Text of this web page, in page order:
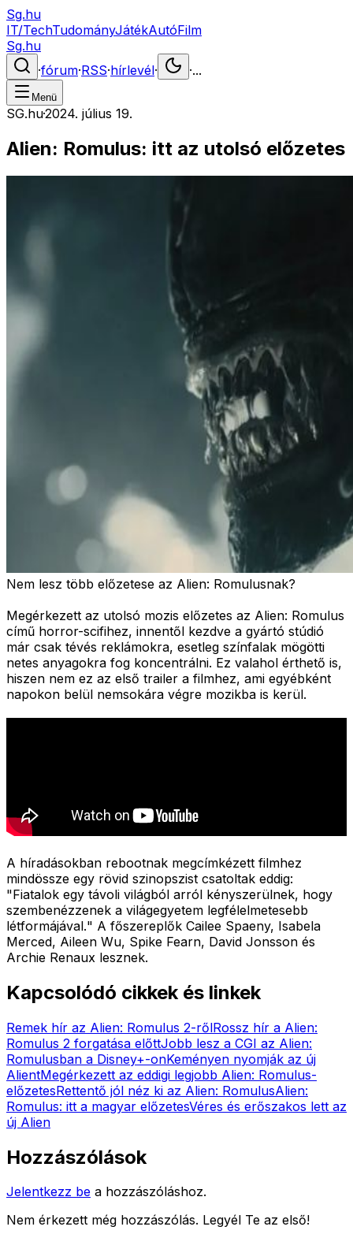
Sg.hu
IT/TechTudományJátékAutóFilm
Sg.hu
·fórum·RSS·hírlevél· ·...
Menü
SG.hu·2024. július 19.
Alien: Romulus: itt az utolsó előzetes
Nem lesz több előzetese az Alien: Romulusnak?
Megérkezett az utolsó mozis előzetes az Alien: Romulus
című horror-scifihez, innentől kezdve a gyártó stúdió
már csak tévés reklámokra, esetleg színfalak mögötti
netes anyagokra fog koncentrálni. Ez valahol érthető is,
hiszen nem ez az első trailer a filmhez, ami egyébként
napokon belül nemsokára végre mozikba is kerül.
A híradásokban rebootnak megcímkézett filmhez
mindössze egy rövid szinopszist csatoltak eddig:
"Fiatalok egy távoli világból arról kényszerülnek, hogy
szembenézzenek a világegyetem legfélelmetesebb
létformájával." A főszereplők Cailee Spaeny, Isabela
Merced, Aileen Wu, Spike Fearn, David Jonsson és
Archie Renaux lesznek.
Kapcsolódó cikkek és linkek
Remek hír az Alien: Romulus 2-rőlRossz hír a Alien:
Romulus 2 forgatása előttJobb lesz a CGI az Alien:
Romulusban a Disney+-onKeményen nyomják az új
AlientMegérkezett az eddigi legjobb Alien: Romulus-
előzetesRettentő jól néz ki az Alien: RomulusAlien:
Romulus: itt a magyar előzetesVéres és erőszakos lett az
új Alien
Hozzászólások
Jelentkezz be a hozzászóláshoz.
Nem érkezett még hozzászólás. Legyél Te az első!